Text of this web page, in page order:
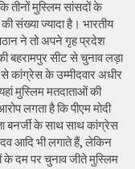
तीनों मुस्लिम सांसदों के
संख्या ज्यादा है। भारतीय
ने तो अपने गृह प्रदेश
बहरामपुर सीट से चुनाव लड़ा
कांग्रेस के उम्मीदवार अधीर
मुस्लिम मतदाताओं की
लगता है कि पीएम मोदी
बनर्जी के साथ साथ कांग्रेस
आदि भी लगाते हैं, लेकिन
के दम पर चुनाव जीते मुस्लिम